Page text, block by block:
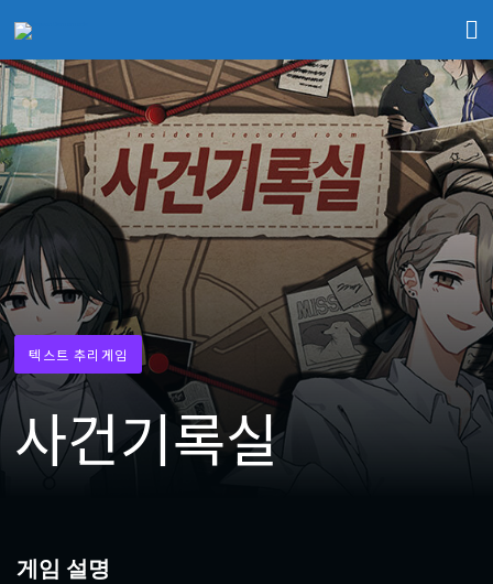
텍스트 추리게임
사건기록실
게임 설명